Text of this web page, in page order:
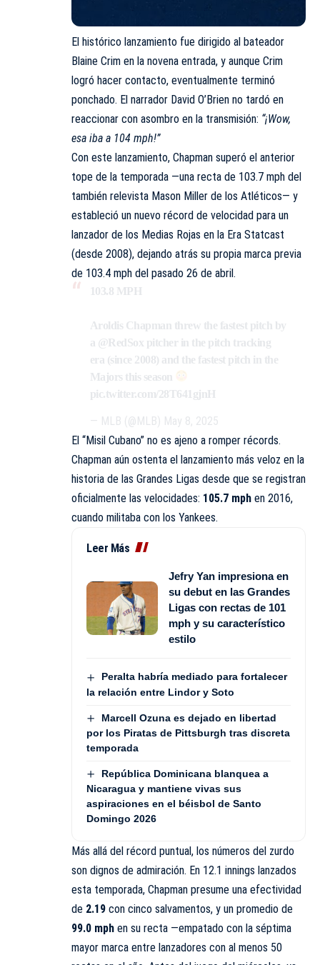
El histórico lanzamiento fue dirigido al bateador
Blaine Crim en la novena entrada, y aunque Crim
logró hacer contacto, eventualmente terminó
ponchado. El narrador David O’Brien no tardó en
reaccionar con asombro en la transmisión: “¡Wow,
esa iba a 104 mph!”
Con este lanzamiento, Chapman superó el anterior
tope de la temporada —una recta de 103.7 mph del
también relevista Mason Miller de los Atléticos— y
estableció un nuevo récord de velocidad para un
lanzador de los Medias Rojas en la Era Statcast
(desde 2008), dejando atrás su propia marca previa
de 103.4 mph del pasado 26 de abril.
103.8 MPH
Aroldis Chapman threw the fastest pitch by
a @RedSox pitcher in the pitch tracking
era (since 2008) and the fastest pitch in the
Majors this season
pic.twitter.com/28T641gjnH
— MLB (@MLB) May 8, 2025
El “Misil Cubano” no es ajeno a romper récords.
Chapman aún ostenta el lanzamiento más veloz en la
historia de las Grandes Ligas desde que se registran
oficialmente las velocidades: 105.7 mph en 2016,
cuando militaba con los Yankees.
Leer Más
Jefry Yan impresiona en
su debut en las Grandes
Ligas con rectas de 101
mph y su característico
estilo
Peralta habría mediado para fortalecer
la relación entre Lindor y Soto
Marcell Ozuna es dejado en libertad
por los Piratas de Pittsburgh tras discreta
temporada
República Dominicana blanquea a
Nicaragua y mantiene vivas sus
aspiraciones en el béisbol de Santo
Domingo 2026
Más allá del récord puntual, los números del zurdo
son dignos de admiración. En 12.1 innings lanzados
esta temporada, Chapman presume una efectividad
de 2.19 con cinco salvamentos, y un promedio de
99.0 mph en su recta —empatado con la séptima
mayor marca entre lanzadores con al menos 50